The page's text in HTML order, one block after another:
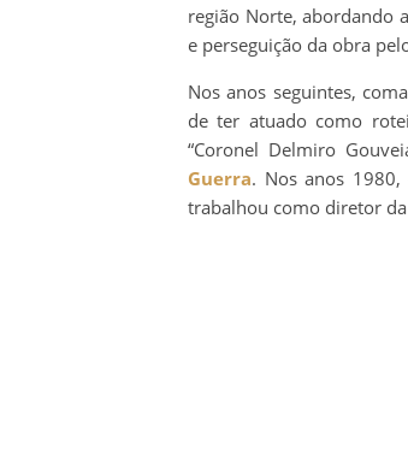
região Norte, abordando
e perseguição da obra
Nos anos seguintes,
de ter atuado como
“Coronel Delmiro
Guerra. Nos anos 1980,
trabalhou como diretor da